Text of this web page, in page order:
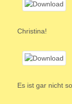
Christina!
Es ist gar nicht